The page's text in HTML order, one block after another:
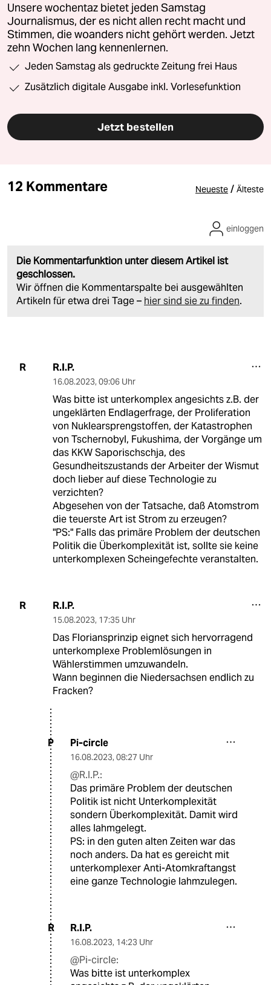
Unsere wochentaz bietet jeden Samstag
Journalismus, der es nicht allen recht macht und
Stimmen, die woanders nicht gehört werden. Jetzt
zehn Wochen lang kennenlernen.
Jeden Samstag als gedruckte Zeitung frei Haus
Zusätzlich digitale Ausgabe inkl. Vorlesefunktion
Jetzt bestellen
12 Kommentare Neueste / Älteste
Die Kommentarfunktion unter diesem Artikel ist
geschlossen.
Wir öffnen die Kommentarspalte bei ausgewählten
Artikeln für etwa drei Tage – hier sind sie zu finden.
einloggen
R R.I.P.
16.08.2023, 09:06 Uhr
Was bitte ist unterkomplex angesichts z.B. der
ungeklärten Endlagerfrage, der Proliferation
von Nuklearsprengstoffen, der Katastrophen
von Tschernobyl, Fukushima, der Vorgänge um
das KKW Saporischschja, des
Gesundheitszustands der Arbeiter der Wismut
doch lieber auf diese Technologie zu
verzichten?
Abgesehen von der Tatsache, daß Atomstrom
die teuerste Art ist Strom zu erzeugen?
"PS:" Falls das primäre Problem der deutschen
Politik die Überkomplexität ist, sollte sie keine
unterkomplexen Scheingefechte veranstalten.
R R.I.P.
15.08.2023, 17:35 Uhr
Das Floriansprinzip eignet sich hervorragend
unterkomplexe Problemlösungen in
Wählerstimmen umzuwandeln.
Wann beginnen die Niedersachsen endlich zu
Fracken?
P Pi-circle
16.08.2023, 08:27 Uhr
@R.I.P.:
Das primäre Problem der deutschen
Politik ist nicht Unterkomplexität
sondern Überkomplexität. Damit wird
alles lahmgelegt.
PS: in den guten alten Zeiten war das
noch anders. Da hat es gereicht mit
unterkomplexer Anti-Atomkraftangst
eine ganze Technologie lahmzulegen.
R R.I.P.
16.08.2023, 14:23 Uhr
@Pi-circle:
Was bitte ist unterkomplex